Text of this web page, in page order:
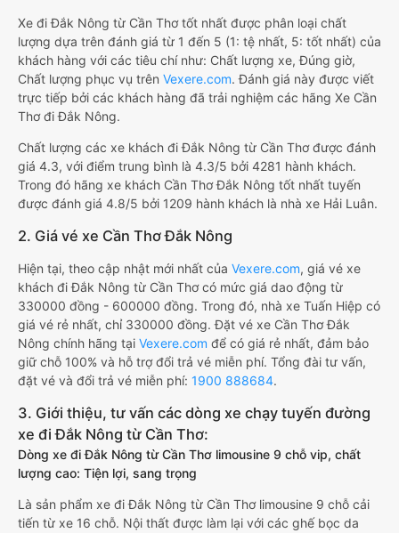
Xe đi Đắk Nông từ Cần Thơ tốt nhất được phân loại chất
lượng dựa trên đánh giá từ 1 đến 5 (1: tệ nhất, 5: tốt nhất) của
khách hàng với các tiêu chí như: Chất lượng xe, Đúng giờ,
Chất lượng phục vụ trên Vexere.com. Đánh giá này được viết
trực tiếp bởi các khách hàng đã trải nghiệm các hãng Xe Cần
Thơ đi Đắk Nông.
Chất lượng các xe khách đi Đắk Nông từ Cần Thơ được đánh
giá 4.3, với điểm trung bình là 4.3/5 bởi 4281 hành khách.
Trong đó hãng xe khách Cần Thơ Đắk Nông tốt nhất tuyến
được đánh giá 4.8/5 bởi 1209 hành khách là nhà xe Hải Luân.
2. Giá vé xe Cần Thơ Đắk Nông
Hiện tại, theo cập nhật mới nhất của Vexere.com, giá vé xe
khách đi Đắk Nông từ Cần Thơ có mức giá dao động từ
330000 đồng - 600000 đồng. Trong đó, nhà xe Tuấn Hiệp có
giá vé rẻ nhất, chỉ 330000 đồng. Đặt vé xe Cần Thơ Đắk
Nông chính hãng tại Vexere.com để có giá rẻ nhất, đảm bảo
giữ chỗ 100% và hỗ trợ đổi trả vé miễn phí. Tổng đài tư vấn,
đặt vé và đổi trả vé miễn phí: 1900 888684.
3. Giới thiệu, tư vấn các dòng xe chạy tuyến đường
xe đi Đắk Nông từ Cần Thơ:
Dòng xe đi Đắk Nông từ Cần Thơ limousine 9 chỗ vip, chất
lượng cao: Tiện lợi, sang trọng
Là sản phẩm xe đi Đắk Nông từ Cần Thơ limousine 9 chỗ cải
tiến từ xe 16 chỗ. Nội thất được làm lại với các ghế bọc da